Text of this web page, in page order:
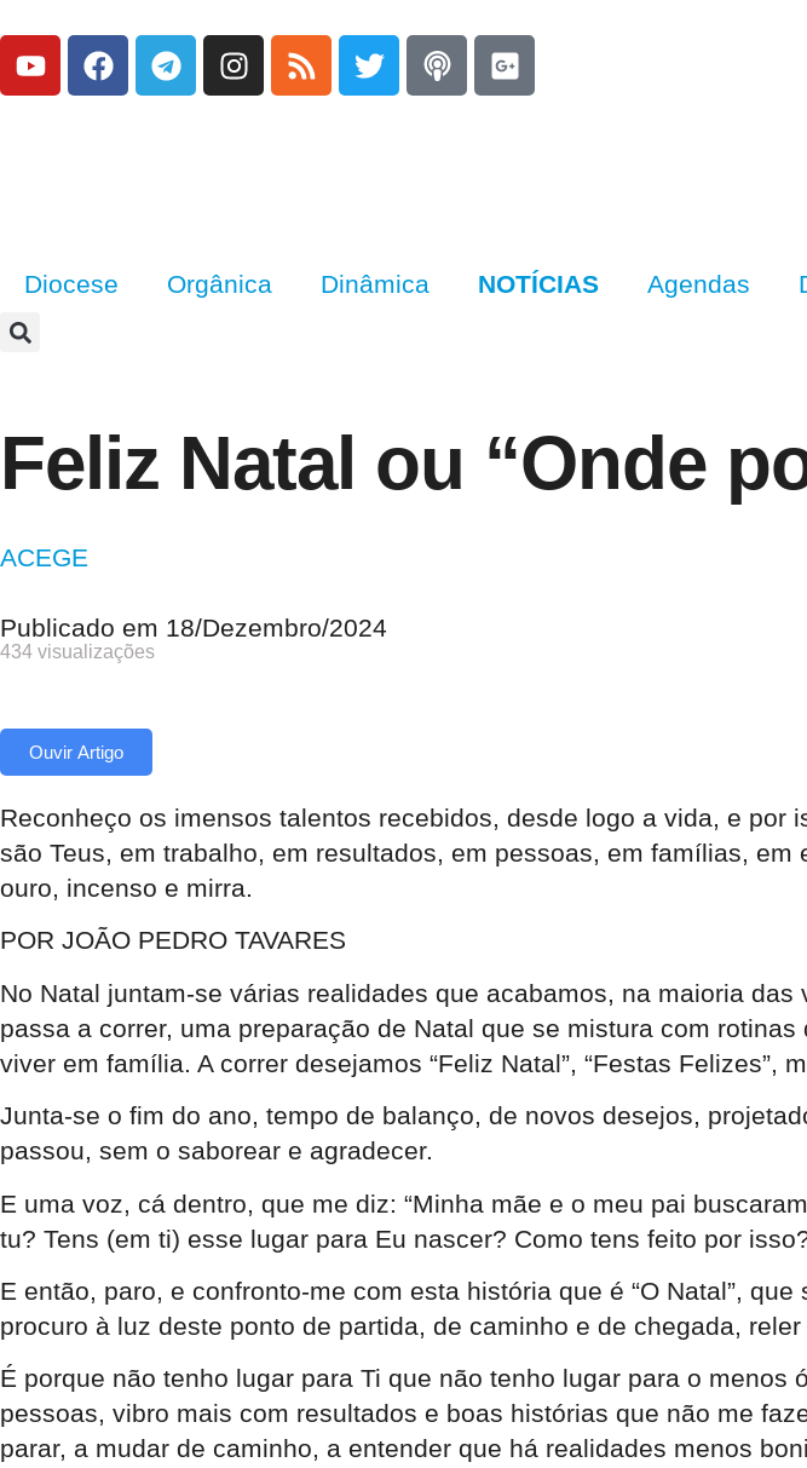
Diocese Orgânica Dinâmica NOTÍCIAS Agendas
Feliz Natal ou “Onde
ACEGE
Publicado em 18/Dezembro/2024
434 visualizações
Ouvir Artigo
Reconheço os imensos talentos recebidos, desde logo a vida, e
são Teus, em trabalho, em resultados, em pessoas, em famílias,
ouro, incenso e mirra.
POR JOÃO PEDRO TAVARES
No Natal juntam-se várias realidades que acabamos, na maioria
passa a correr, uma preparação de Natal que se mistura com
viver em família. A correr desejamos “Feliz Natal”, “Festas Felizes”,
Junta-se o fim do ano, tempo de balanço, de novos desejos,
passou, sem o saborear e agradecer.
E uma voz, cá dentro, que me diz: “Minha mãe e o meu pai
tu? Tens (em ti) esse lugar para Eu nascer? Como tens feito por
E então, paro, e confronto-me com esta história que é “O Natal”,
procuro à luz deste ponto de partida, de caminho e de chegada,
É porque não tenho lugar para Ti que não tenho lugar para o
pessoas, vibro mais com resultados e boas histórias que não me
parar, a mudar de caminho, a entender que há realidades menos